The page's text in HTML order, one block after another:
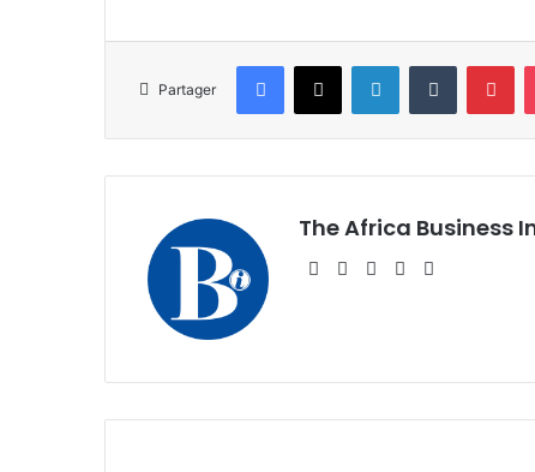
Partager
Facebook
X LinkedinTumblr
The Africa Business
WebsiteFacebook
X Linkedin